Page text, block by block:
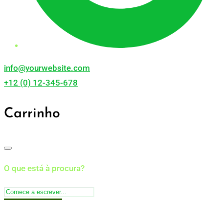
info@yourwebsite.com
+12 (0) 12-345-678
Carrinho
O que está à procura?